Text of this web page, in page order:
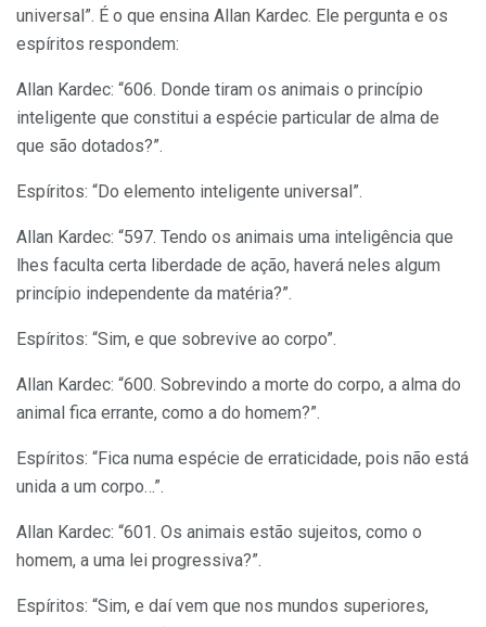
universal”. É o que ensina Allan Kardec. Ele pergunta e os
espíritos respondem:
Allan Kardec: “606. Donde tiram os animais o princípio
inteligente que constitui a espécie particular de alma de
que são dotados?”.
Espíritos: “Do elemento inteligente universal”.
Allan Kardec: “597. Tendo os animais uma inteligência que
lhes faculta certa liberdade de ação, haverá neles algum
princípio independente da matéria?”.
Espíritos: “Sim, e que sobrevive ao corpo”.
Allan Kardec: “600. Sobrevindo a morte do corpo, a alma do
animal fica errante, como a do homem?”.
Espíritos: “Fica numa espécie de erraticidade, pois não está
unida a um corpo…”.
Allan Kardec: “601. Os animais estão sujeitos, como o
homem, a uma lei progressiva?”.
Espíritos: “Sim, e daí vem que nos mundos superiores,